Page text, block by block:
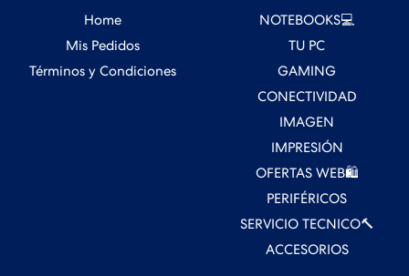
Home
Mis Pedidos
Términos y Condiciones
NOTEBOOKS💻
TU PC
GAMING
CONECTIVIDAD
IMAGEN
IMPRESIÓN
OFERTAS WEB🛍️
PERIFÉRICOS
SERVICIO TECNICO🔨
ACCESORIOS